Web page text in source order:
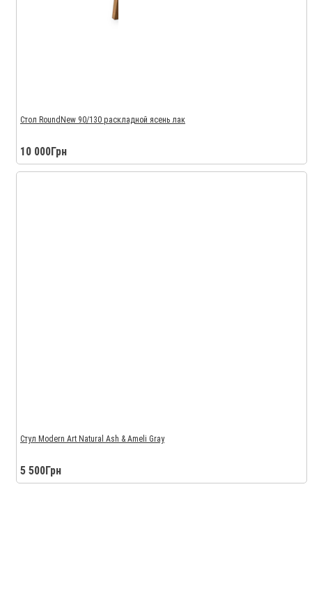
Стол RoundNew 90/130 раскладной ясень лак
10 000Грн
Стул Modern Art Natural Ash & Ameli Gray
5 500Грн